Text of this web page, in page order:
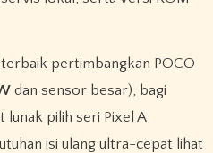
pertimbangkan POCO
dan sensor besar), bagi
pilih seri Pixel A
isi ulang ultra-cepat lihat